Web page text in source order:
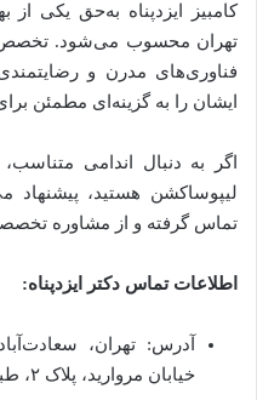
کامبیز ایزدپناه به‌حق یکی
تهران محسوب می‌شود. تخصص
فناوری‌های مدرن و
ایشان را به گزینه‌ای مطمئن
اگر به دنبال اندامی
لیپوساکشن هستید، پیشنهاد
تماس گرفته و از مشاوره
اطلاعات تماس دکتر ایزدپناه:
آدرس: تهران،
خیابان مروارید، پلاک ۲، طبقه همکف، واحد ۱